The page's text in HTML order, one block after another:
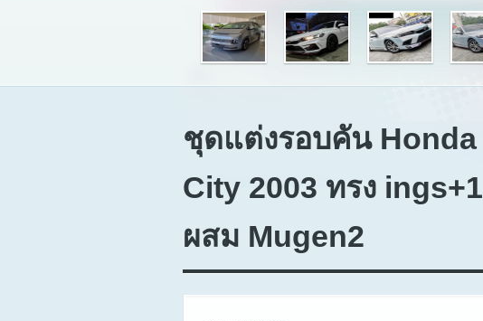
ชุดแต่งรอบคัน Honda
City 2003 ทรง ings+1
ผสม Mugen2